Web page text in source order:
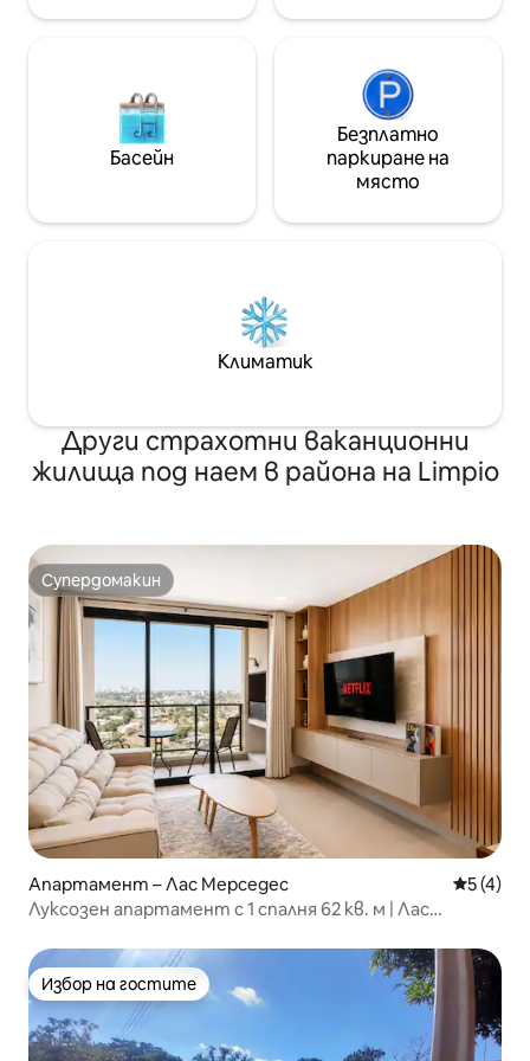
Басейн
Безплатно
паркиране на
място
Климатик
Други страхотни ваканционни
жилища под наем в района на Limpio
Супердомакин
Супердомакин
Апартамент – Лас Мерседес Средна
5 (4)
Луксозен апартамент с 1 спалня 62 кв. м | Лас
Избор на гостите
Избор на гостите